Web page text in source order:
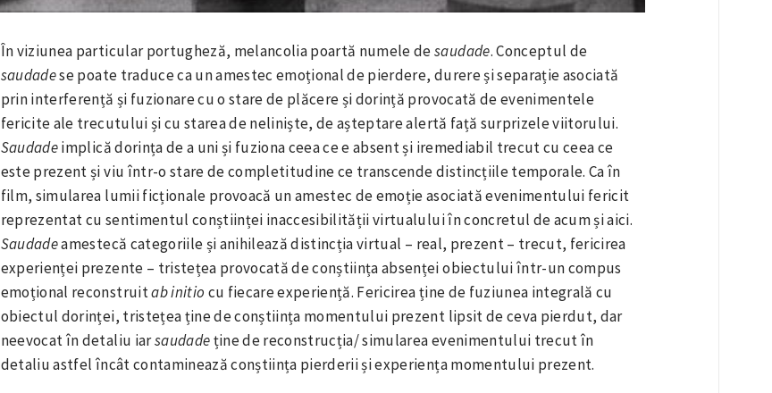
În viziunea particular portugheză, melancolia poartă numele desaudade. Conceptul de
saudadese poate traduce ca un amestec emoțional de pierdere, durere și separație asociată
prin interferență și fuzionare cu o stare de plăcere și dorință provocată de evenimentele
fericite ale trecutului și cu starea de neliniște, de așteptare alertă față surprizele viitorului.
Saudadeimplică dorința de a uni și fuziona ceea ce e absent și iremediabil trecut cu ceea ce
este prezent și viu într-o stare de completitudine ce transcende distincțiile temporale. Ca în
film, simularea lumii ficționale provoacă un amestec de emoție asociată evenimentului fericit
reprezentat cu sentimentul conștiinței inaccesibilității virtualului în concretul de acum și aici.
Saudadeamestecă categoriile și anihilează distincția virtual – real, prezent – trecut, fericirea
experienței prezente – tristețea provocată de conștiința absenței obiectului într-un compus
emoțional reconstruitab initio cu fiecare experiență. Fericirea ține de fuziunea integrală cu
obiectul dorinței, tristețea ține de conștiința momentului prezent lipsit de ceva pierdut, dar
neevocat în detaliu iarsaudadeține de reconstrucția/ simularea evenimentului trecut în
detaliu astfel încât contaminează conștiința pierderii și experiența momentului prezent.